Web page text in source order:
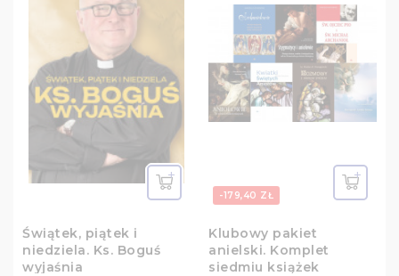
Świątek, piątek i
niedziela. Ks. Boguś
wyjaśnia
-179,40 ZŁ
Klubowy pakiet
anielski. Komplet
siedmiu książek